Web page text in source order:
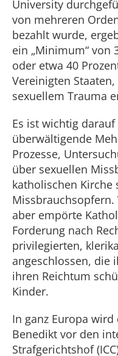
University
von mehreren
bezahlt wurde,
ein „Minimum“ von
oder etwa 40
Vereinigten
sexuellem Trauma
Es ist wichtig
überwältigende
Prozesse,
über sexuellen
katholischen Kirche
aber empörte
Forderung nach
privilegierten,
angeschlossen, die
ihren Reichtum
Kinder.
In ganz Europa
Benedikt vor den
Strafgerichtshof